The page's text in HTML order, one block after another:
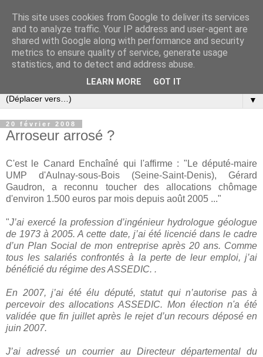
Slovar les Nouvelles
Blog citoyen d'informations, de décryptages et de
commentaires depuis 2005
▼
20 février 2008
Arroseur arrosé ?
C'est le Canard Enchaîné qui l'affirme : "Le député-maire
UMP d'Aulnay-sous-Bois (Seine-Saint-Denis), Gérard
Gaudron, a reconnu toucher des allocations chômage
d'environ 1.500 euros par mois depuis août 2005 ..."
"J’ai exercé la profession d’ingénieur hydrologue géologue
de 1973 à 2005. A cette date, j’ai été licencié dans le cadre
d’un Plan Social de mon entreprise après 20 ans. Comme
tous les salariés confrontés à la perte de leur emploi, j’ai
bénéficié du régime des ASSEDIC. .
En 2007, j’ai été élu député, statut qui n’autorise pas à
percevoir des allocations ASSEDIC. Mon élection n'a été
validée que fin juillet après le rejet d’un recours déposé en
juin 2007.
J’ai adressé un courrier au Directeur départemental du
This site uses cookies from Google to deliver its services
and to analyze traffic. Your IP address and user-agent are
shared with Google along with performance and security
metrics to ensure quality of service, generate usage
statistics, and to detect and address abuse.
LEARN MORE GOT IT